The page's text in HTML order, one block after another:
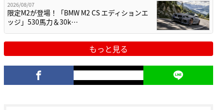
2026/08/07
限定M2が登場！「BMW M2 CS エディションエ
ッジ」530馬力＆30k…
もっと見る